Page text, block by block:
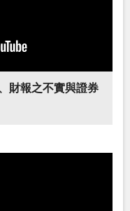
財報之不實與證券